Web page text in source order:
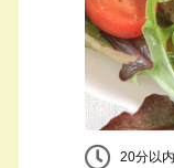
20分以内